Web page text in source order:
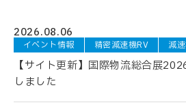
2026.08.06
イベント情報 精密減速機RV 減
【サイト更新】国際物流総合展
しました